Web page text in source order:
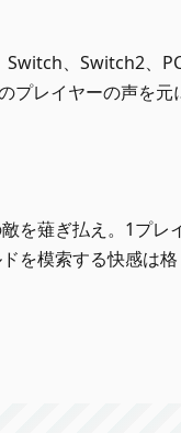
Switch、Switch2、
プレイヤーの声を元
を薙ぎ払え。1プレ
を模索する快感は格